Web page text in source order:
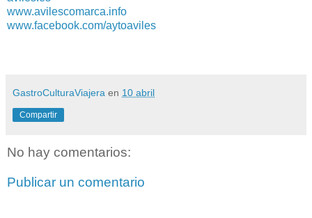
www.avilescomarca.info
www.facebook.com/aytoaviles
GastroCulturaViajera en 10 abril
Compartir
No hay comentarios:
Publicar un comentario